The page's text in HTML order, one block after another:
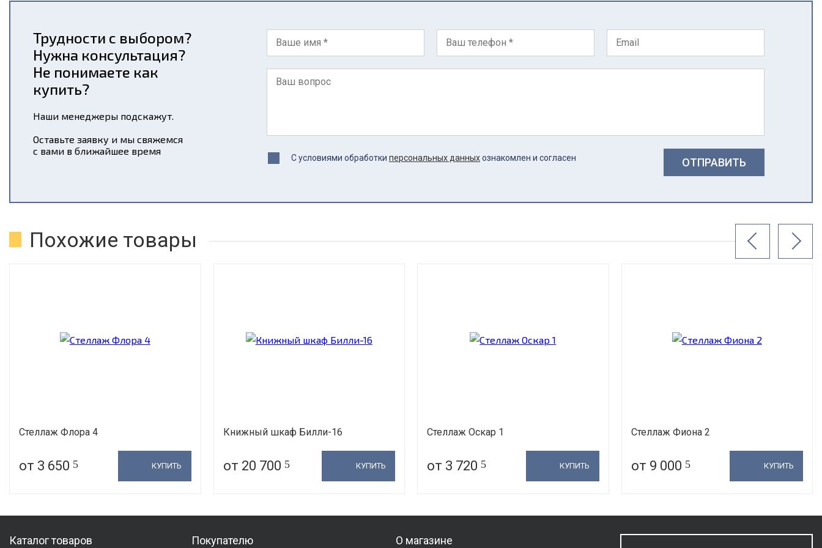
Трудности с выбором?
Нужна консультация?
Не понимаете как
купить?
Наши менеджеры подскажут.
Оставьте заявку и мы свяжемся
с вами в ближайшее время
С условиями обработки персональных данныхознакомлен и согласен ОТПРАВИТЬ
Похожие товары
Стеллаж Флора 4
от 3 650 5 КУПИТЬ
Книжный шкаф Билли-16
от 20 700 5 КУПИТЬ
Стеллаж Оскар 1
от 3 720 5 КУПИТЬ
Стеллаж Фиона 2
от 9 000 5 КУПИТЬ
Каталог товаров Покупателю О магазине